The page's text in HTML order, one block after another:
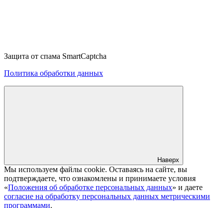
Защита от спама SmartCaptcha
Политика обработки данных
Наверх
Мы используем файлы cookie. Оставаясь на сайте, вы
подтверждаете, что ознакомлены и принимаете условия
«Положения об обработке персональных данных» и даете
согласие на обработку персональных данных метрическими
программами.